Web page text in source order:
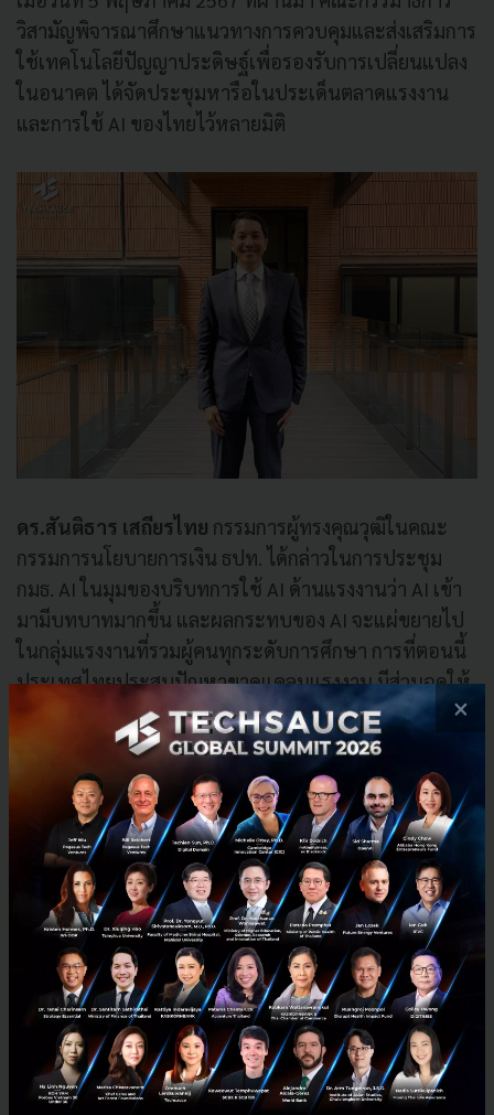
วิสามัญพิจารณาศึกษาแนวทางการควบคุมและส่งเสริมการ
ใช้เทคโนโลยีปัญญาประดิษฐ์เพื่อรองรับการเปลี่ยนแปลง
ในอนาคต ได้จัดประชุมหารือในประเด็นตลาดแรงงาน
และการใช้ AI ของไทยไว้หลายมิติ
ดร.สันติธาร เสถียรไทย กรรมการผู้ทรงคุณวุฒิในคณะ
กรรมการนโยบายการเงิน ธปท. ได้กล่าวในการประชุม
กมธ. AI ในมุมของบริบทการใช้ AI ด้านแรงงานว่า AI เข้า
มามีบทบาทมากขึ้น และผลกระทบของ AI จะแผ่ขยายไป
ในกลุ่มแรงงานที่รวมผู้คนทุกระดับการศึกษา การที่ตอนนี้
ประเทศไทยประสบปัญหาขาดแคลนแรงงาน มีส่วนฉุดให้
ศักภาพเศรษฐกิจไทยเดินหน้าได้ช้า เปรียบได้กับเป็นนัก
ปัจจุบันหลายคนคงเห็นแล้วว่า AI พัฒนาไปเร็วจนเกือบ
ตามไม่ทันดร.ณภัทร จาตุศรีพิทักษ์ผู้ก่อตั้งและซีอีโอ
ViaLink กล่าวถึงประเด็นเรื่องการศึกษาว่า แรงงานและ
อนาคตของชาติกำลังอยู่ในสถานการณ์ล่อแหลม การมา
ของ AI ไม่ได้กระทบแค่บางอุตสาหกรรม แต่จะกระทบทุก
อุตสาหกรรมอย่างหลีกเลี่ยงไม่ได้ และจะกระทบยิ่งขึ้นเมื่อ
รู้ว่า พนักงานคนไทย 70-85% ยังคงทำงานแบบ Routine
ที่หมายถึงการทำงานซ้ำๆ โดยที่ไม่ได้พัฒนาทักษะให้ดีขึ้น
จึงเสี่ยงที่จะถูก AI ทดแทนได้ง่าย ไม่เว้นแม้แต่คนที่เรียน
จบระดับปริญญาโท-ปริญญาเอก
×